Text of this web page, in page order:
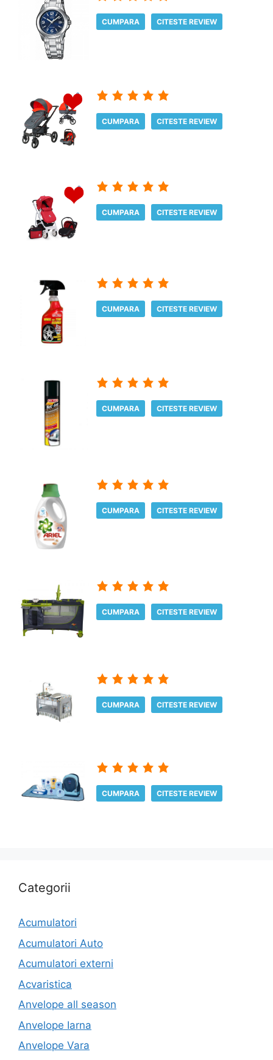
CUMPARA CITESTE REVIEW
CUMPARA CITESTE REVIEW
CUMPARA CITESTE REVIEW
CUMPARA CITESTE REVIEW
CUMPARA CITESTE REVIEW
CUMPARA CITESTE REVIEW
CUMPARA CITESTE REVIEW
CUMPARA CITESTE REVIEW
CUMPARA CITESTE REVIEW
Categorii
Acumulatori
Acumulatori Auto
Acumulatori externi
Acvaristica
Anvelope all season
Anvelope Iarna
Anvelope Vara